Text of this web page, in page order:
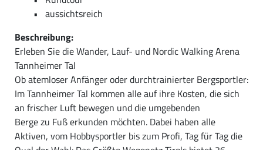
aussichtsreich
Beschreibung:
Erleben Sie die Wander, Lauf- und Nordic Walking Arena
Tannheimer Tal
Ob atemloser Anfänger oder durchtrainierter Bergsportler:
Im Tannheimer Tal kommen alle auf ihre Kosten, die sich
an frischer Luft bewegen und die umgebenden
Berge zu Fuß erkunden möchten. Dabei haben alle
Aktiven, vom Hobbysportler bis zum Profi, Tag für Tag die